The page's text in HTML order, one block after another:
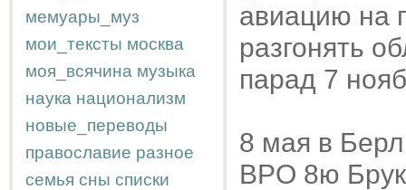
мемуары_муз
мои_тексты москва
моя_всячина музыка
наука национализм
новые_переводы
православие разное
семья сны списки
авиацию на
разгонять
парад 7
8 мая в
BPO 8ю